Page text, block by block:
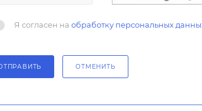
Я согласен на обработку персональных
ОТМЕНИТЬ